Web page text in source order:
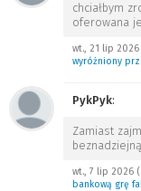
chciałbym
oferowana
wt., 21 lip 2026
wyróżniony
PykPyk:
Zamiast
wt., 7 lip 2026
bankową grę